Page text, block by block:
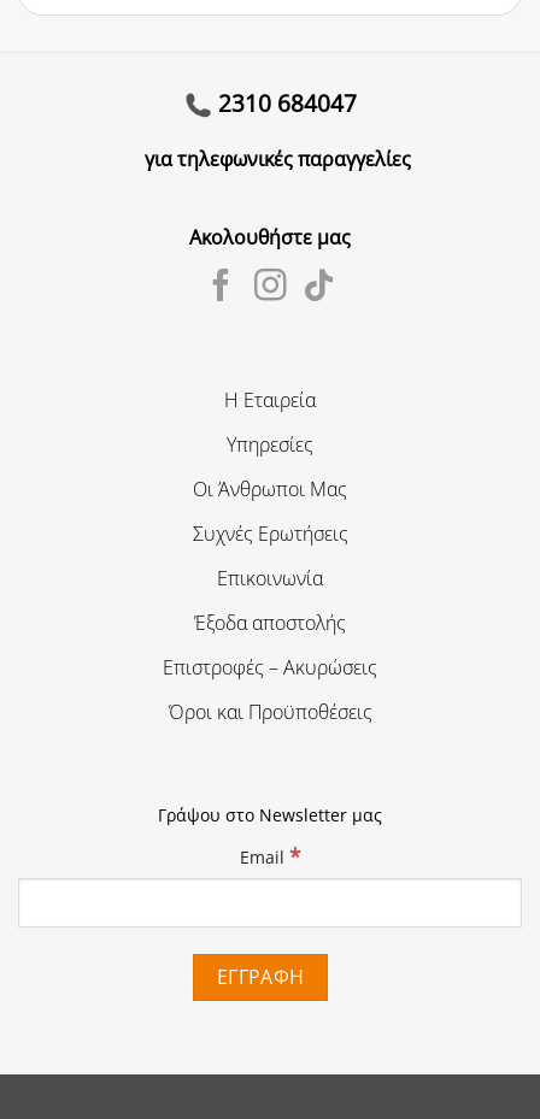
2310 684047
για τηλεφωνικές παραγγελίες
Ακολουθήστε μας
Η Εταιρεία
Υπηρεσίες
Οι Άνθρωποι Μας
Συχνές Ερωτήσεις
Επικοινωνία
Έξοδα αποστολής
Επιστροφές – Ακυρώσεις
Όροι και Προϋποθέσεις
Γράψου στο Newsletter μας
Email *